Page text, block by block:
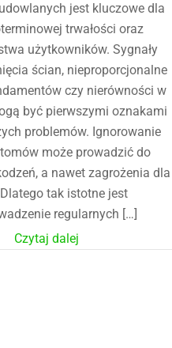
jest kluczowe dla
trwałości oraz
użytkowników. Sygnały
ścian, nieproporcjonalne
czy nierówności w
być pierwszymi oznakami
problemów. Ignorowanie
może prowadzić do
a nawet zagrożenia dla
tak istotne jest
regularnych […]
Czytaj dalej